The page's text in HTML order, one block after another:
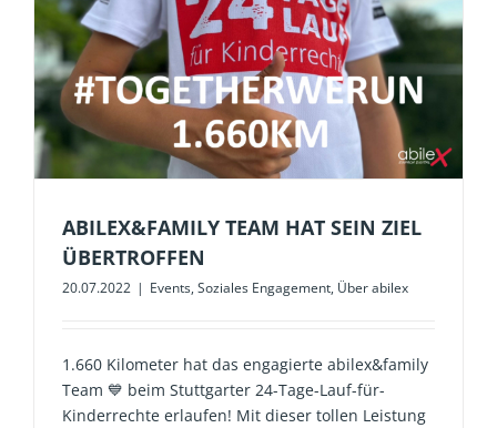
ABILEX&FAMILY TEAM HAT SEIN ZIEL
ÜBERTROFFEN
20.07.2022 | Events, Soziales Engagement, Über abilex
1.660 Kilometer hat das engagierte abilex&family
Team 💙 beim Stuttgarter 24-Tage-Lauf-für-
Kinderrechte erlaufen! Mit dieser tollen Leistung